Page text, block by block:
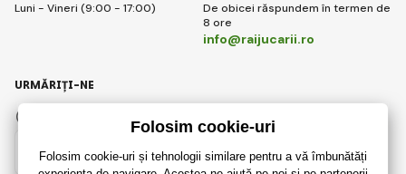
Luni - Vineri (9:00 - 17:00)
De obicei răspundem în termen de
8 ore
info@raijucarii.ro
Romanian
URMĂRIȚI-NE
Instagram